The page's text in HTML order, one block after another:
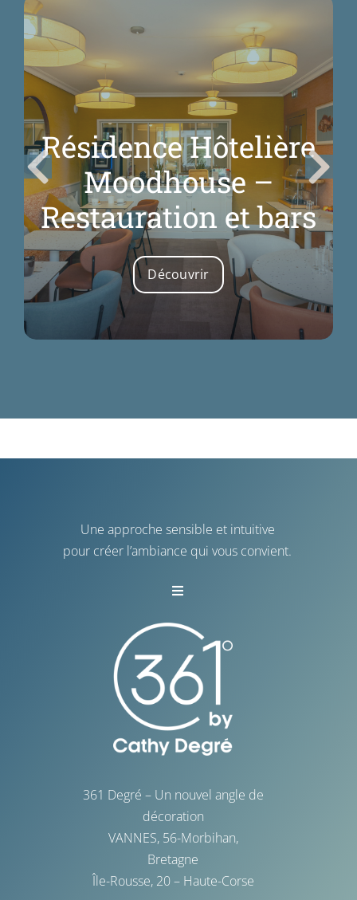
Résidence Hôtelière
Moodhouse –
Restauration et bars
Découvrir
Une approche sensible et intuitive
pour créer l’ambiance qui vous convient.
Toggle
361 Degré – Un nouvel angle de
décoration
VANNES, 56-Morbihan,
Bretagne
Île-Rousse, 20 – Haute-Corse